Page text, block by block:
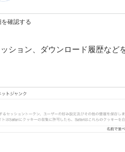
確認する
ション、ダウンロード履歴など